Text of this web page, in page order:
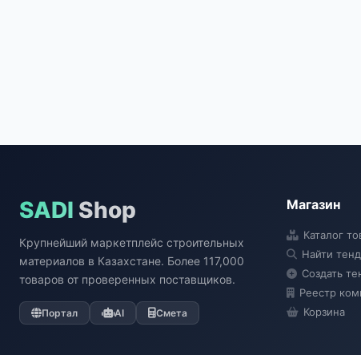
SADI Shop
Крупнейший маркетплейс строительных
материалов в Казахстане. Более 117,000
товаров от проверенных поставщиков.
Портал AI Смета
Магазин
Каталог
Найти
Создать
Реестр
Корзина